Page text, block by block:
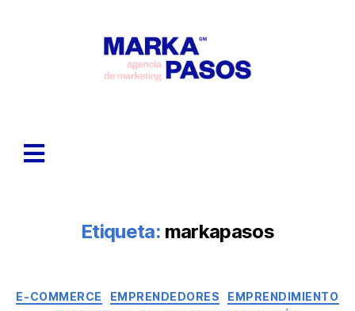
Etiqueta: markapasos
E-COMMERCE EMPRENDEDORES
EMPRENDIMIENTO